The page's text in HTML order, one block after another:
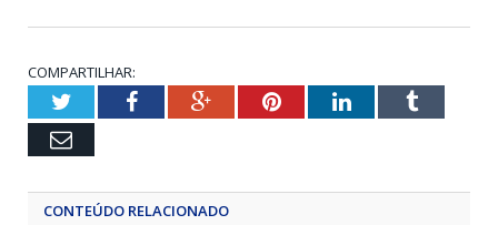
COMPARTILHAR:
TwitterFacebookGoogle+PinterestLinkedInTumblr
Email
CONTEÚDO RELACIONADO